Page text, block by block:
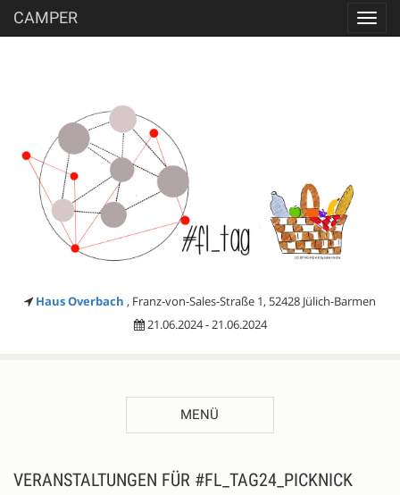
CAMPER
Haus Overbach , Franz-von-Sales-Straße 1, 52428 Jülich-Barmen
21.06.2024 - 21.06.2024
MENÜ
VERANSTALTUNGEN FÜR #FL_TAG24_PICKNICK